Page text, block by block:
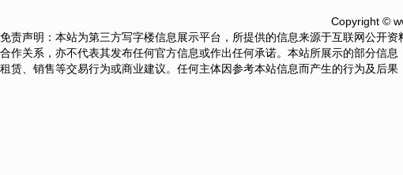
Copyright ©
免责声明：本站为第三方写字楼信息展示平台，所提供的信息来源于互联网公开
合作关系，亦不代表其发布任何官方信息或作出任何承诺。本站所展示的部分信
租赁、销售等交易行为或商业建议。任何主体因参考本站信息而产生的行为及后